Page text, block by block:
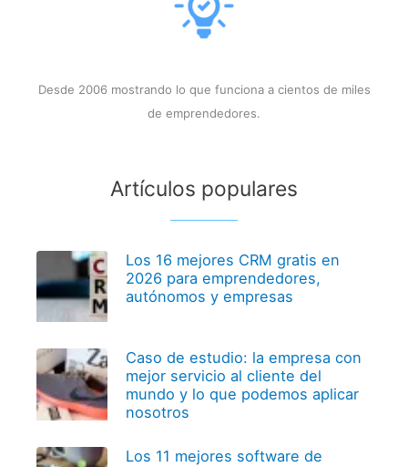
Desde 2006 mostrando lo que funciona a cientos de miles
de emprendedores.
Artículos populares
Los 16 mejores CRM gratis en
2026 para emprendedores,
autónomos y empresas
Caso de estudio: la empresa con
mejor servicio al cliente del
mundo y lo que podemos aplicar
nosotros
Los 11 mejores software de